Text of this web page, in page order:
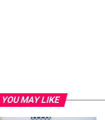
YOU MAY LIKE